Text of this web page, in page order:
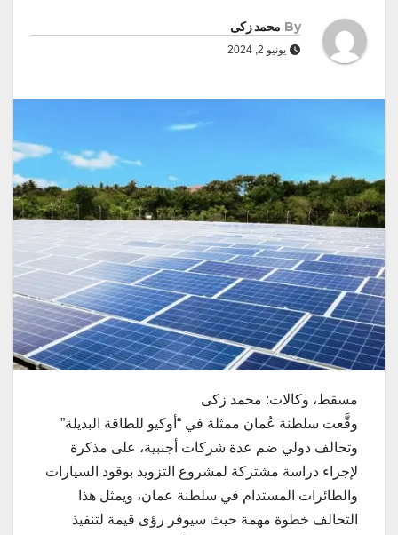
By محمد زكى
يونيو 2, 2024
مسقط، وكالات: محمد زكى
وقَّعت سلطنة عُمان ممثلة في “أوكيو للطاقة البديلة”
وتحالف دولي ضم عدة شركات أجنبية، على مذكرة
لإجراء دراسة مشتركة لمشروع التزويد بوقود السيارات
والطائرات المستدام في سلطنة عمان، ويمثل هذا
التحالف خطوة مهمة حيث سيوفر رؤى قيمة لتنفيذ